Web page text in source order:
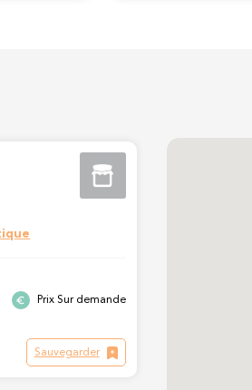
Prix Sur demande
Sauvegarder